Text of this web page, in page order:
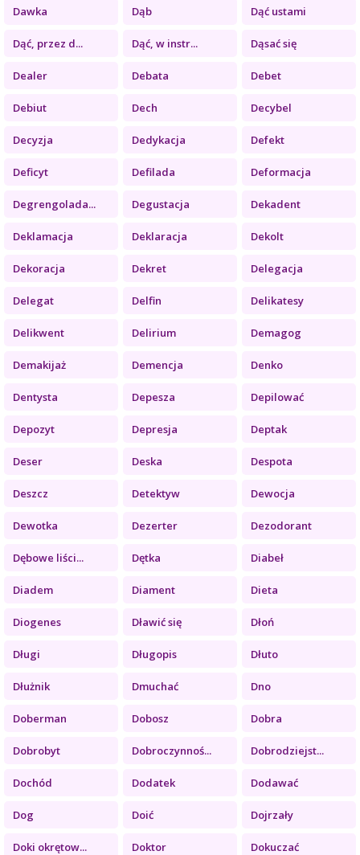
Dawka Dąb Dąć ustami
Dąć, przez d... Dąć, w instr... Dąsać się
Dealer Debata Debet
Debiut Dech Decybel
Decyzja Dedykacja Defekt
Deficyt Defilada Deformacja
Degrengolada... Degustacja Dekadent
Deklamacja Deklaracja Dekolt
Dekoracja Dekret Delegacja
Delegat Delfin Delikatesy
Delikwent Delirium Demagog
Demakijaż Demencja Denko
Dentysta Depesza Depilować
Depozyt Depresja Deptak
Deser Deska Despota
Deszcz Detektyw Dewocja
Dewotka Dezerter Dezodorant
Dębowe liści... Dętka Diabeł
Diadem Diament Dieta
Diogenes Dławić się Dłoń
Długi Długopis Dłuto
Dłużnik Dmuchać Dno
Doberman Dobosz Dobra
Dobrobyt Dobroczynnoś... Dobrodziejst...
Dochód Dodatek Dodawać
Dog Doić Dojrzały
Doki okrętow... Doktor Dokuczać